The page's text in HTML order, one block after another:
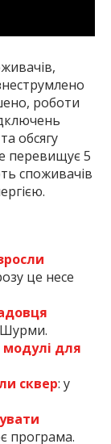
роботи
обсягу
перевищує 5
споживачів
це несе
Шурми.
для
сквер: у
програма.